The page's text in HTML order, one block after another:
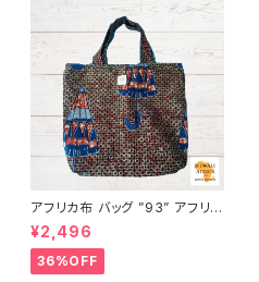
アフリカ布 バッグ ”93” アフリカ
ンプリント パーニュ カンガ キテ
ンゲ トートバッグ エコバッグ ギ
ニア フェアトレード INUWALIA
FRICA
¥2,496
36%OFF